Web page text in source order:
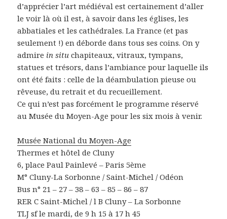
d’apprécier l’art médiéval est certainement d’aller
le voir là où il est, à savoir dans les églises, les
abbatiales et les cathédrales. La France (et pas
seulement !) en déborde dans tous ses coins. On y
admire in situ chapiteaux, vitraux, tympans,
statues et trésors, dans l’ambiance pour laquelle ils
ont été faits : celle de la déambulation pieuse ou
rêveuse, du retrait et du recueillement.
Ce qui n’est pas forcément le programme réservé
au Musée du Moyen-Age pour les six mois à venir.
Musée National du Moyen-Age
Thermes et hôtel de Cluny
6, place Paul Painlevé – Paris 5ème
M° Cluny-La Sorbonne / Saint-Michel / Odéon
Bus n° 21 – 27 – 38 – 63 – 85 – 86 – 87
RER C Saint-Michel / l B Cluny – La Sorbonne
TLJ sf le mardi, de 9 h 15 à 17 h 45